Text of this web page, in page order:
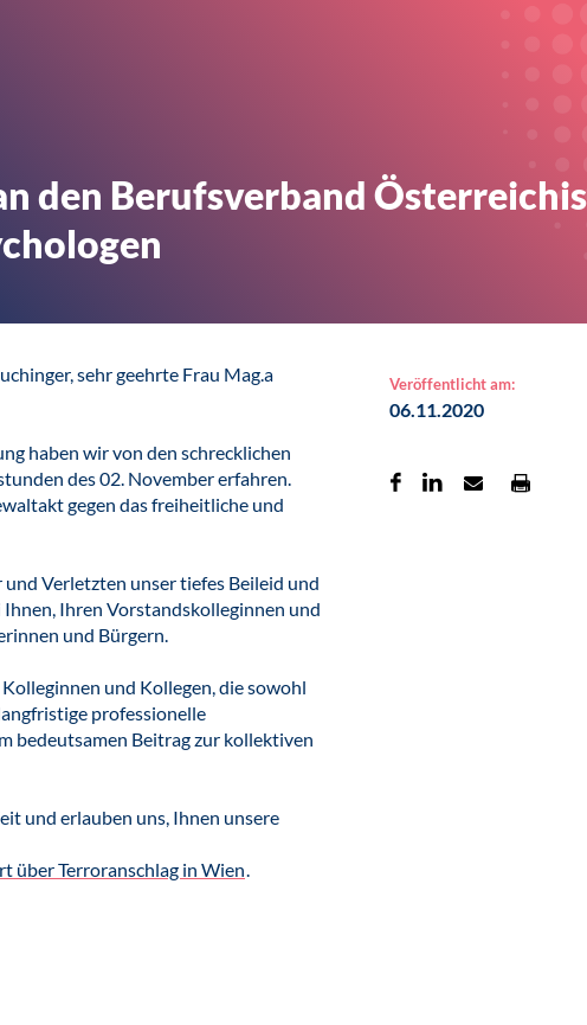
den Berufsverband
sehr geehrte Frau Mag.a
haben wir von den schrecklichen
des 02. November erfahren.
gegen das freiheitliche und
Verletzten unser tiefes Beileid und
Ihren Vorstandskolleginnen und
und Bürgern.
und Kollegen, die sowohl
professionelle
bedeutsamen Beitrag zur kollektiven
und erlauben uns, Ihnen unsere
über Terroranschlag in Wien.
Veröffentlicht am:
06.11.2020